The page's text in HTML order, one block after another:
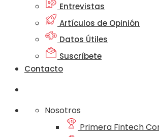
Entrevistas
Artículos de Opinión
Datos Útiles
Suscríbete
Contacto
Nosotros
Primera Fintech